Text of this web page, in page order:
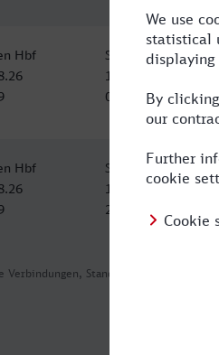
Verbindungen, Stand: 2026-08-05 16:38
Hbf
Stolberg (Rheinl)
19.08.26
08:29
Hbf
Stolberg (Rheinl)
19.08.26
20:29